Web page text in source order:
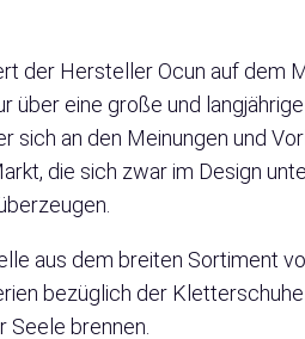
der Hersteller Ocun auf dem
über eine große und
sich an den Meinungen und
die sich zwar im Design
aus dem breiten Sortiment
bezüglich der
Seele brennen.